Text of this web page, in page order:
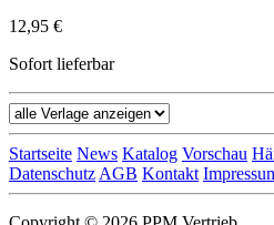
12,95 €
Sofort lieferbar
Startseite News Katalog Vorschau
Datenschutz AGB Kontakt